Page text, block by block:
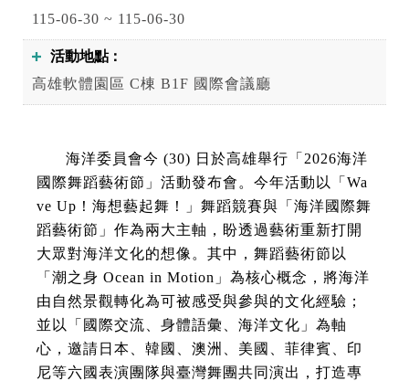
115-06-30 ~ 115-06-30
活動地點
高雄軟體園區 C棟 B1F 國際會議廳
海洋委員會今 (30) 日於高雄舉行「2026海洋
國際舞蹈藝術節」活動發布會。今年活動以「Wa
ve Up！海想藝起舞！」舞蹈競賽與「海洋國際舞
蹈藝術節」作為兩大主軸，盼透過藝術重新打開
大眾對海洋文化的想像。其中，舞蹈藝術節以
「潮之身 Ocean in Motion」為核心概念，將海洋
由自然景觀轉化為可被感受與參與的文化經驗；
並以「國際交流、身體語彙、海洋文化」為軸
心，邀請日本、韓國、澳洲、美國、菲律賓、印
尼等六國表演團隊與臺灣舞團共同演出，打造專